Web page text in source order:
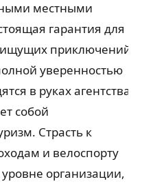
местными
гарантия для
приключений,
уверенностью
в руках агентства,
собой
Страсть к
и велоспорту
организации, и